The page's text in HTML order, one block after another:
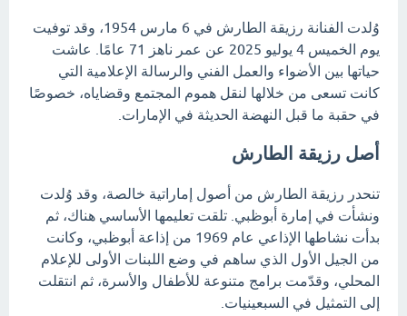
وُلدت الفنانة رزيقة الطارش في 6 مارس 1954، وقد توفيت
يوم الخميس 4 يوليو 2025 عن عمر ناهز 71 عامًا. عاشت
حياتها بين الأضواء والعمل الفني والرسالة الإعلامية التي
كانت تسعى من خلالها لنقل هموم المجتمع وقضاياه، خصوصًا
في حقبة ما قبل النهضة الحديثة في الإمارات.
أصل رزيقة الطارش
تنحدر رزيقة الطارش من أصول إماراتية خالصة، وقد وُلدت
ونشأت في إمارة أبوظبي. تلقت تعليمها الأساسي هناك، ثم
بدأت نشاطها الإذاعي عام 1969 من إذاعة أبوظبي، وكانت
من الجيل الأول الذي ساهم في وضع اللبنات الأولى للإعلام
المحلي، وقدّمت برامج متنوعة للأطفال والأسرة، ثم انتقلت
إلى التمثيل في السبعينيات.